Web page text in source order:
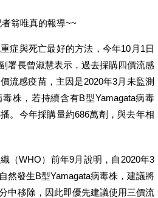
翁唯真的報導~~
症與死亡最好的方法，今年10月1日
署長曾淑慧表示，過去採購四價流感
流感疫苗，主因是2020年3月未監測
株，若持續含有B型Yamagata病毒
。今年採購量約686萬劑，與去年相
（WHO）前年9月說明，自2020年3
然發生B型Yamagata病毒株，建議將
中移除，因此即優先建議使用三價流